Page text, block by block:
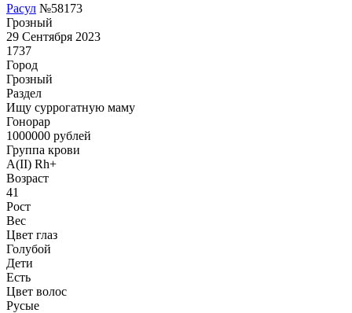
Расул №58173
Грозный
29 Сентября 2023
1737
Город
Грозный
Раздел
Ищу суррогатную маму
Гонoрар
1000000 рублей
Группа крови
A(II) Rh+
Возраст
41
Рост
Вес
Цвет глаз
Голубой
Дети
Есть
Цвет волос
Русые